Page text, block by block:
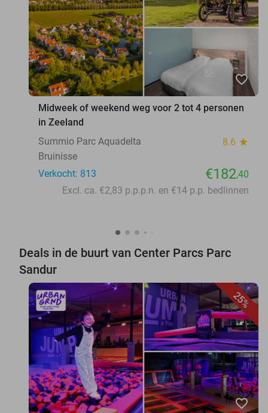
favorite_border
Midweek of weekend weg voor 2 tot 4 personen
in Zeeland
Summio Parc Aquadelta
8.6 star
Bruinisse
Verkocht: 813
€182,40
Excl. ca. €2,83 p.p.p.n. en €14 p.p. bedlinnen
Deals in de buurt van Center Parcs Parc
Sandur
25%
favorite_border